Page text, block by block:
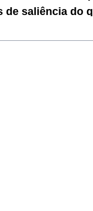
de saliência do